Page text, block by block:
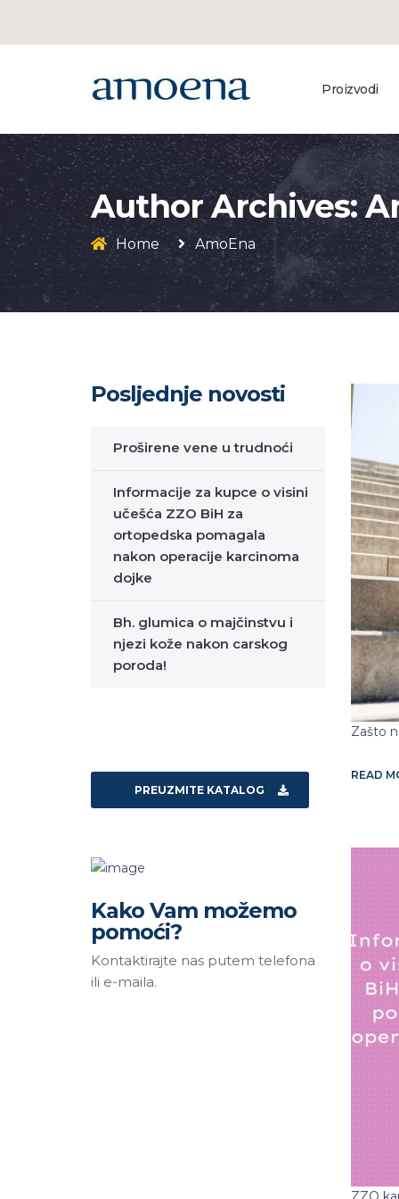
Proizvodi
Author Archives:
Home AmoEna
Zašto
READ
Posljednje novosti
Proširene vene u trudnoći
Informacije za kupce o visini
učešća ZZO BiH za
ortopedska pomagala
nakon operacije karcinoma
dojke
Bh. glumica o majčinstvu i
njezi kože nakon carskog
poroda!
PREUZMITE KATALOG
Kako Vam možemo
pomoći?
Kontaktirajte nas putem telefona
ili e-maila.